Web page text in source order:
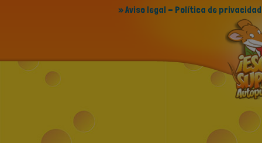
» Aviso legal - Política de privacidad